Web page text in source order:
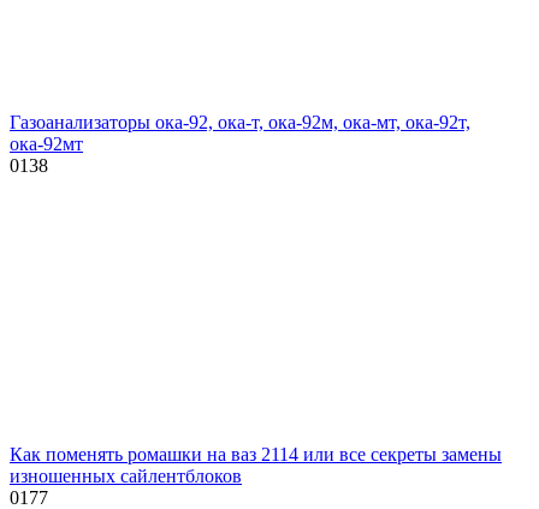
Газоанализаторы ока-92, ока-т, ока-92м, ока-мт, ока-92т,
ока-92мт
0138
Как поменять ромашки на ваз 2114 или все секреты замены
изношенных сайлентблоков
0177